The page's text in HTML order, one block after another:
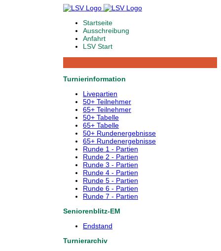
Startseite
Ausschreibung
Anfahrt
LSV Start
Turnierinformation
Livepartien
50+ Teilnehmer
65+ Teilnehmer
50+ Tabelle
65+ Tabelle
50+ Rundenergebnisse
65+ Rundenergebnisse
Runde 1 - Partien
Runde 2 - Partien
Runde 3 - Partien
Runde 4 - Partien
Runde 5 - Partien
Runde 6 - Partien
Runde 7 - Partien
Seniorenblitz-EM
Endstand
Turnierarchiv